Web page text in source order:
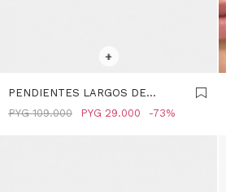
+
PENDIENTES LARGOS DE
ESMALTE - MULTICOLOR
PYG 29.000
PYG 109.000 73